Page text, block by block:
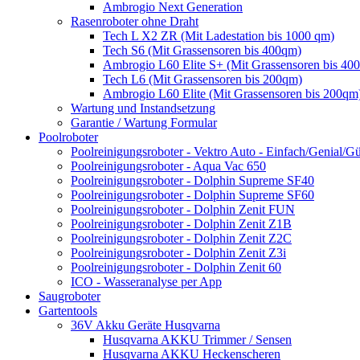
Ambrogio Next Generation
Rasenroboter ohne Draht
Tech L X2 ZR (Mit Ladestation bis 1000 qm)
Tech S6 (Mit Grassensoren bis 400qm)
Ambrogio L60 Elite S+ (Mit Grassensoren bis
Tech L6 (Mit Grassensoren bis 200qm)
Ambrogio L60 Elite (Mit Grassensoren bis
Wartung und Instandsetzung
Garantie / Wartung Formular
Poolroboter
Poolreinigungsroboter - Vektro Auto - Einfach/Genial/
Poolreinigungsroboter - Aqua Vac 650
Poolreinigungsroboter - Dolphin Supreme SF40
Poolreinigungsroboter - Dolphin Supreme SF60
Poolreinigungsroboter - Dolphin Zenit FUN
Poolreinigungsroboter - Dolphin Zenit Z1B
Poolreinigungsroboter - Dolphin Zenit Z2C
Poolreinigungsroboter - Dolphin Zenit Z3i
Poolreinigungsroboter - Dolphin Zenit 60
ICO - Wasseranalyse per App
Saugroboter
Gartentools
36V Akku Geräte Husqvarna
Husqvarna AKKU Trimmer / Sensen
Husqvarna AKKU Heckenscheren